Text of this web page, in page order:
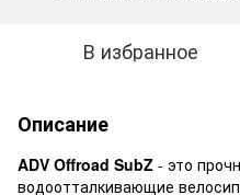
В избранное
Описание
ADV Offroad SubZ - это
водоотталкивающие